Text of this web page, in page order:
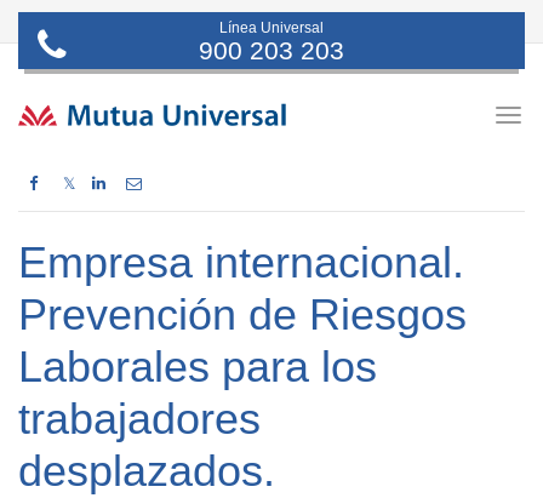
Línea Universal
900 203 203
𝕏
Empresa internacional.
Prevención de Riesgos
Laborales para los
trabajadores
desplazados.